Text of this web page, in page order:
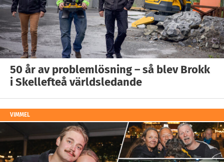
50 år av problemlösning – så blev Brokk
i Skellefteå världsledande
VIMMEL